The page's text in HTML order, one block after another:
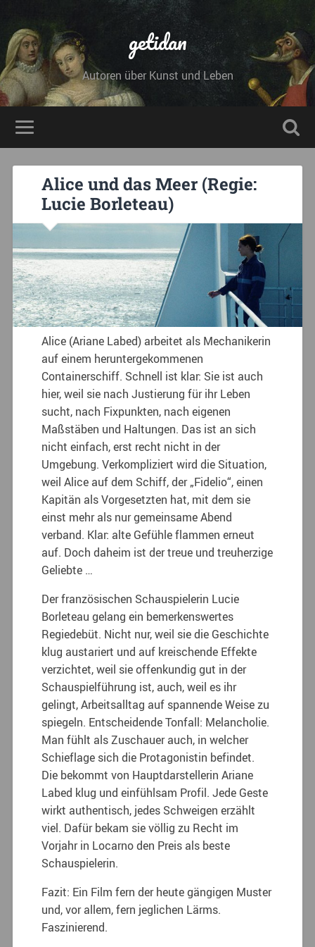
getidan
Autoren über Kunst und Leben
Alice und das Meer (Regie:
Lucie Borleteau)
Alice (Ariane Labed) arbeitet als Mechanikerin
auf einem heruntergekommenen
Containerschiff. Schnell ist klar: Sie ist auch
hier, weil sie nach Justierung für ihr Leben
sucht, nach Fixpunkten, nach eigenen
Maßstäben und Haltungen. Das ist an sich
nicht einfach, erst recht nicht in der
Umgebung. Verkompliziert wird die Situation,
weil Alice auf dem Schiff, der „Fidelio“, einen
Kapitän als Vorgesetzten hat, mit dem sie
einst mehr als nur gemeinsame Abend
verband. Klar: alte Gefühle flammen erneut
auf. Doch daheim ist der treue und treuherzige
Geliebte …
Der französischen Schauspielerin Lucie
Borleteau gelang ein bemerkenswertes
Regiedebüt. Nicht nur, weil sie die Geschichte
klug austariert und auf kreischende Effekte
verzichtet, weil sie offenkundig gut in der
Schauspielführung ist, auch, weil es ihr
gelingt, Arbeitsalltag auf spannende Weise zu
spiegeln. Entscheidende Tonfall: Melancholie.
Man fühlt als Zuschauer auch, in welcher
Schieflage sich die Protagonistin befindet.
Die bekommt von Hauptdarstellerin Ariane
Labed klug und einfühlsam Profil. Jede Geste
wirkt authentisch, jedes Schweigen erzählt
viel. Dafür bekam sie völlig zu Recht im
Vorjahr in Locarno den Preis als beste
Schauspielerin.
Fazit: Ein Film fern der heute gängigen Muster
und, vor allem, fern jeglichen Lärms.
Faszinierend.